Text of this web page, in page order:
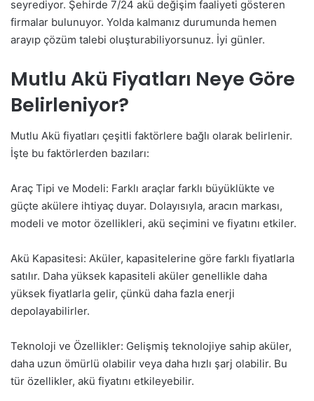
seyrediyor. Şehirde 7/24 akü değişim faaliyeti gösteren
firmalar bulunuyor. Yolda kalmanız durumunda hemen
arayıp çözüm talebi oluşturabiliyorsunuz. İyi günler.
Mutlu Akü Fiyatları Neye Göre
Belirleniyor?
Mutlu Akü fiyatları çeşitli faktörlere bağlı olarak belirlenir.
İşte bu faktörlerden bazıları:
Araç Tipi ve Modeli: Farklı araçlar farklı büyüklükte ve
güçte akülere ihtiyaç duyar. Dolayısıyla, aracın markası,
modeli ve motor özellikleri, akü seçimini ve fiyatını etkiler.
Akü Kapasitesi: Aküler, kapasitelerine göre farklı fiyatlarla
satılır. Daha yüksek kapasiteli aküler genellikle daha
yüksek fiyatlarla gelir, çünkü daha fazla enerji
depolayabilirler.
Teknoloji ve Özellikler: Gelişmiş teknolojiye sahip aküler,
daha uzun ömürlü olabilir veya daha hızlı şarj olabilir. Bu
tür özellikler, akü fiyatını etkileyebilir.